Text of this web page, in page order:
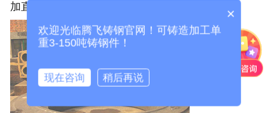
加直浇道高度等。 ×
欢迎光临腾飞铸钢官网！可铸造加工单
重3-150吨铸钢件！
现在咨询 稍后再说